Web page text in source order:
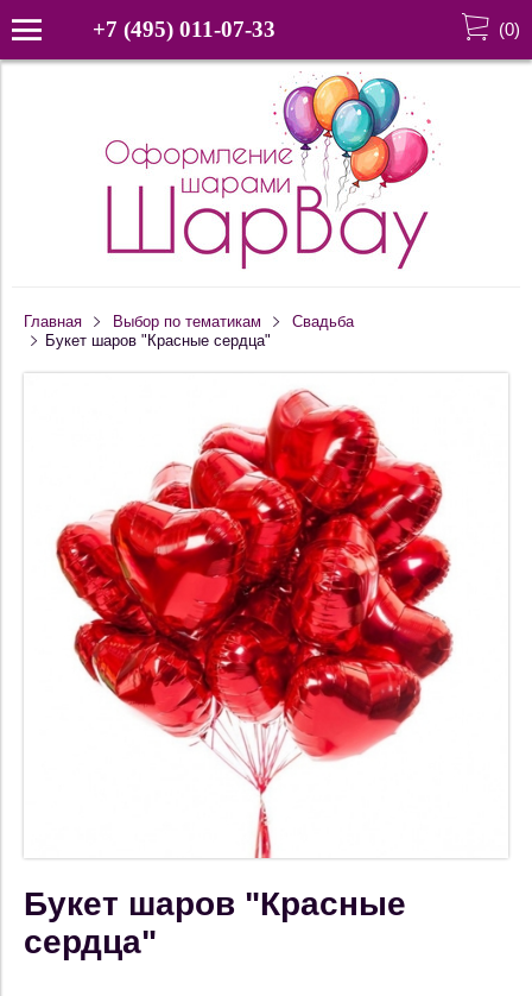
+7 (495) 011-07-33 (0)
Главная Выбор по тематикам
Свадьба
Букет шаров "Красные сердца"
Букет шаров "Красные
сердца"